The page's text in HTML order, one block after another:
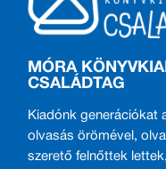
MÓRA
CSALÁDTAG
Kiadónk generációkat
olvasás örömével,
szerető felnőttek